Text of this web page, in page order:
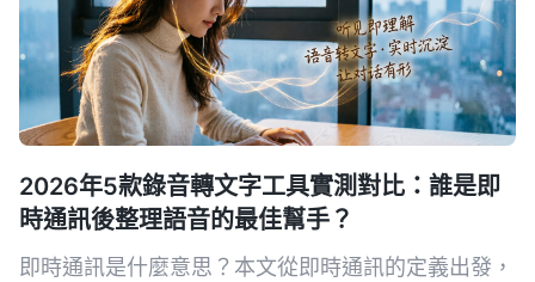
2026年5款錄音轉文字工具實測對比：誰是即
時通訊後整理語音的最佳幫手？
即時通訊是什麼意思？本文從即時通訊的定義出發，